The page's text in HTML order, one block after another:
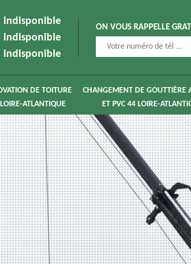
indisponible
indisponible
indisponible
ON VOUS RAPPELLE
DE TOITURE
ATLANTIQUE
CHANGEMENT DE GOUTTIÈRE
ET PVC 44 LOIRE-